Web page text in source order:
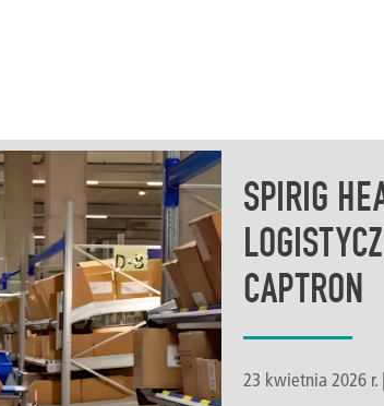
SPIRIG
CAPTRON
23 kwietnia 2026 r. |